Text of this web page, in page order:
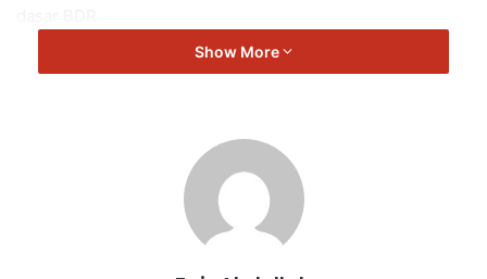
Bagaimanapun, tidak semua sektor terlibat. Tiga bidang
Bagi negeri yang menjadikan Ahad sebagai hari cuti
mingguan, jadual BDR ditetapkan selama tiga hari berturut-
turut dari Selasa hingga Khamis.
Show More